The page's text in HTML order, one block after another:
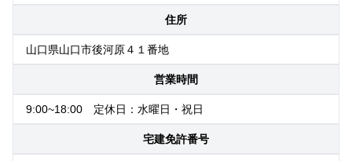
住所
山口県山口市後河原４１番地
営業時間
9:00~18:00 定休日：水曜日・祝日
宅建免許番号